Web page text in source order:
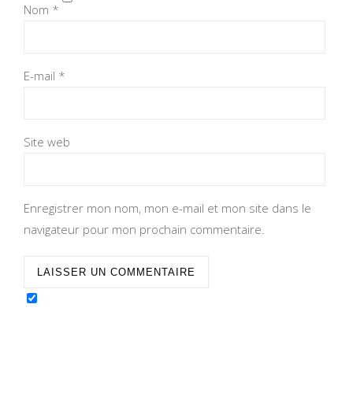
Nom *
E-mail *
Site web
Enregistrer mon nom, mon e-mail et mon site dans le
navigateur pour mon prochain commentaire.